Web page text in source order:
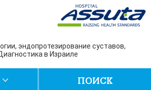
эндопротезирование суставов,
в Израиле
ПОИСК